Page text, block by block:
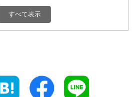
円 富山県
330円 三重県
すべて表示